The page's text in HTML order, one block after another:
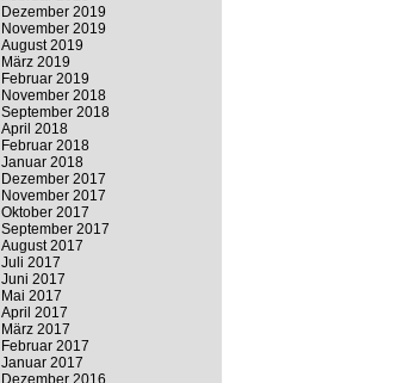
Dezember 2019
November 2019
August 2019
März 2019
Februar 2019
November 2018
September 2018
April 2018
Februar 2018
Januar 2018
Dezember 2017
November 2017
Oktober 2017
September 2017
August 2017
Juli 2017
Juni 2017
Mai 2017
April 2017
März 2017
Februar 2017
Januar 2017
Dezember 2016